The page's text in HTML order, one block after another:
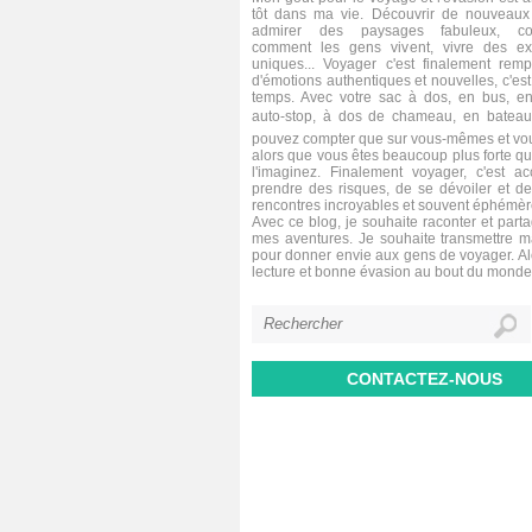
tôt dans ma vie. Découvrir de nouveaux
admirer des paysages fabuleux,
comment les gens vivent, vivre des
uniques... Voyager c'est finalement
d'émotions authentiques et nouvelles,
temps. Avec votre sac à dos, en bus,
auto-stop, à dos de chameau, en
pouvez compter que sur vous-mêmes et
alors que vous êtes beaucoup plus forte
l'imaginez. Finalement voyager, c'est
prendre des risques, de se dévoiler et
rencontres incroyables et souvent
Avec ce blog, je souhaite raconter et
mes aventures. Je souhaite transmettre
pour donner envie aux gens de voyager.
lecture et bonne évasion au bout du
CONTACTEZ-NOUS